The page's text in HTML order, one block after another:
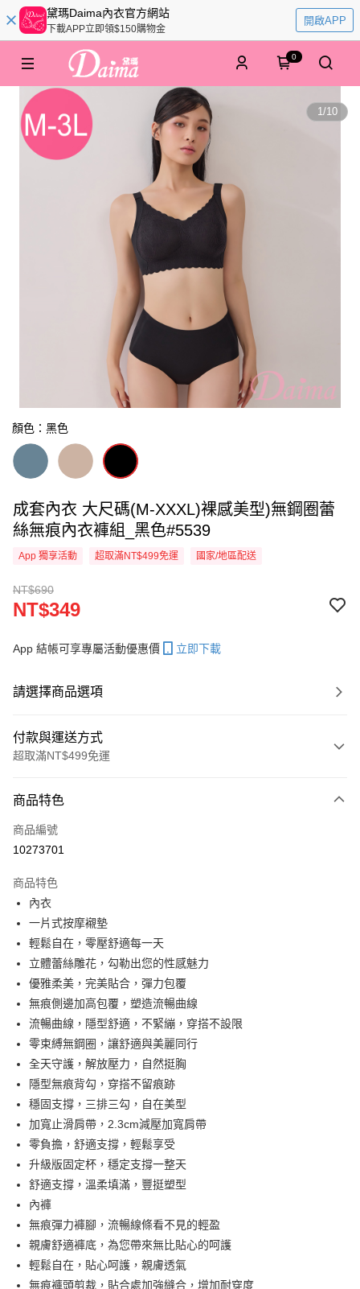
黛瑪Daima內衣官方網站
下載APP立即領$150購物金
開啟APP
0
1/10
顏色：黑色
成套內衣 大尺碼(M-XXXL)裸感美型)無鋼圈蕾
絲無痕內衣褲組_黑色#5539
App 獨享活動 超取滿NT$499免運 國家/地區配送
NT$690
NT$349
App 結帳可享專屬活動優惠價 立即下載
請選擇商品選項
付款與運送方式
超取滿NT$499免運
信用卡一次付款
超商取貨付款
Apple Pay
街口支付
悠遊付
全盈+PAY
大哥付你分期
相關說明
【大哥付你分期使用說明】
1.本服務由台灣大哥大提供，台灣大哥大用戶可立即使用無須另外申請。
2.付款方式選擇「大哥付你分期」，訂單成立後會自動跳轉到大哥付的交易
流程，驗證手機門號後，選擇欲分期的期數、繳款截止日，確認付款後即完
3.實際核准額度、可分期數及費用金額請依後續交易確認頁面所載為準。
4.訂單成立30分鐘內，如未前往確認交易或遇審核未通過，訂單將自動取
消。如遇「轉專審核」未通過狀況，表示未達大哥付你分期系統評分，恕無
法說明評估內容。
【繳款方式說明】
1.分期款項不併入電信帳單，「大哥付你分期」於每月結算日後寄送繳費提
2.透過簡訊連結打開帳單後，可選擇「超商條碼／台灣大直營門市／銀行轉
帳／街口支付／iPASS MONEY」等通路繳費。
【注意事項】
AFTEE先享後付
相關說明
【關於「AFTEE先享後付」】
AFTEE先享後付是「在收到商品之後才付款」的支付方式。 讓您購物簡單
１．簡單：不需註冊會員、不需綁卡、不需儲值。
２．便利：只要手機號碼，簡訊認證，即可結帳。
３．安心：先確認商品／服務後，再付款。
【「AFTEE先享後付」結帳流程】
１．於結帳方式選擇「AFTEE先享後付」後，將跳轉至「AFTEE先享後付」
２．訂單成立數日內，您將收到繳費通知簡訊。
３．收到繳費通知簡訊後14天內，點擊此簡訊中的連結，可透過四大超商／
ATM／網路銀行／等多元方式進行付款，方視為交易完成。
Hami Point
相關說明
會員帳號後，即可在購物車使用 Hami Point 折抵消費金額 (1點等於1元)。
ATM付款
貨到付款
運送方式
全家取貨付款
每筆NT$80，滿NT$499(含以上)免運費
商品特色
商品編號
10273701
商品特色
內衣
一片式按摩襯墊
輕鬆自在，零壓舒適每一天
立體蕾絲雕花，勾勒出您的性感魅力
優雅柔美，完美貼合，彈力包覆
無痕側邊加高包覆，塑造流暢曲線
流暢曲線，隱型舒適，不緊繃，穿搭不設限
零束縛無鋼圈，讓舒適與美麗同行
全天守護，解放壓力，自然挺胸
隱型無痕背勾，穿搭不留痕跡
穩固支撐，三排三勾，自在美型
加寬止滑肩帶，2.3cm減壓加寬肩帶
零負擔，舒適支撐，輕鬆享受
升級版固定杯，穩定支撐一整天
舒適支撐，溫柔填滿，豐挺塑型
內褲
無痕彈力褲腳，流暢線條看不見的輕盈
親膚舒適褲底，為您帶來無比貼心的呵護
輕鬆自在，貼心呵護，親膚透氣
無痕褲頭剪裁，貼合處加強縫合，增加耐穿度